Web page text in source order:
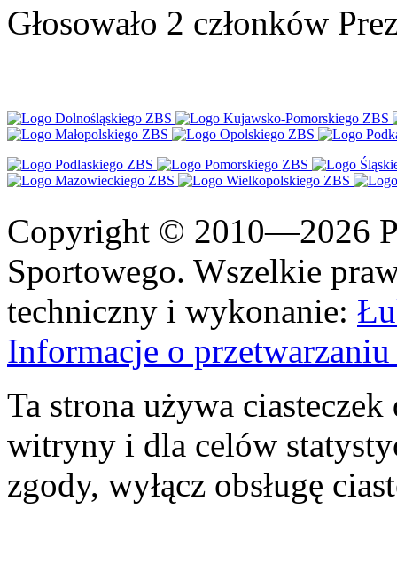
Głosowało 2 członków
Copyright © 2010—2026
Sportowego. Wszelkie
techniczny i wykonanie:
Informacje o
Ta strona używa
witryny i dla celów
zgody, wyłącz obsługę